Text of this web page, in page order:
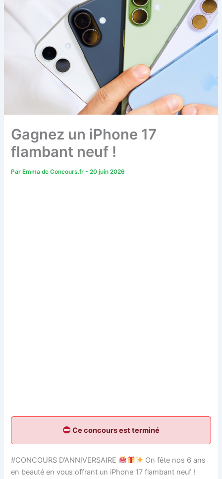
Gagnez un iPhone 17
flambant neuf !
ParEmma de Concours.fr-20 juin 2026
Ce concours est terminé
#CONCOURS D’ANNIVERSAIRE
On fête nos 6 ans
en beauté en vous offrant un iPhone 17 flambant neuf !